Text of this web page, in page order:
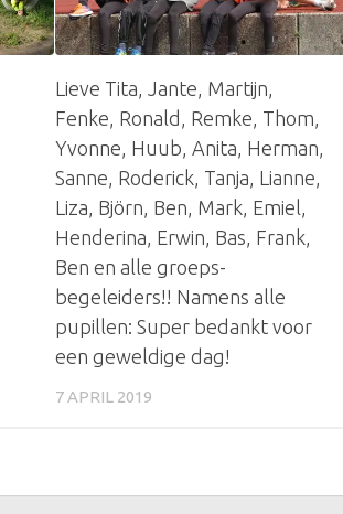
Lieve Tita, Jante, Martijn,
Fenke, Ronald, Remke, Thom,
Yvonne, Huub, Anita, Herman,
Sanne, Roderick, Tanja, Lianne,
Liza, Björn, Ben, Mark, Emiel,
Henderina, Erwin, Bas, Frank,
Ben en alle groeps-
begeleiders!! Namens alle
pupillen: Super bedankt voor
een geweldige dag!
7 APRIL 2019